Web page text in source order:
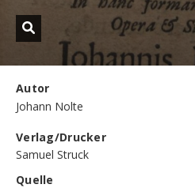
Autor
Johann Nolte
Verlag/Drucker
Samuel Struck
Quelle